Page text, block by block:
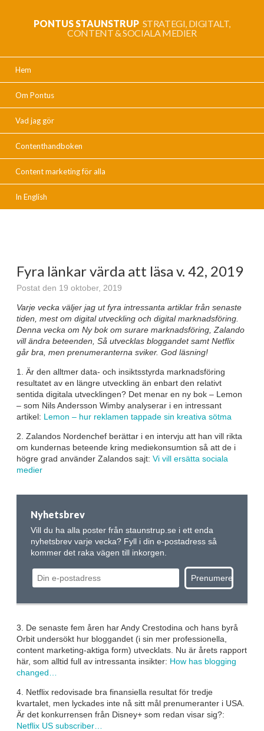
PONTUS STAUNSTRUP STRATEGI, DIGITALT,
CONTENT & SOCIALA MEDIER
Hem
Om Pontus
Vad jag gör
Contenthandboken
Content marketing för alla
In English
Fyra länkar värda att läsa v. 42, 2019
Postat den 19 oktober, 2019
Varje vecka väljer jag ut fyra intressanta artiklar från senaste
tiden, mest om digital utveckling och digital marknadsföring.
Denna vecka om Ny bok om surare marknadsföring, Zalando
vill ändra beteenden, Så utvecklas bloggandet samt Netflix
går bra, men prenumeranterna sviker. God läsning!
1. Är den alltmer data- och insiktsstyrda marknadsföring
resultatet av en längre utveckling än enbart den relativt
sentida digitala utvecklingen? Det menar en ny bok – Lemon
– som Nils Andersson Wimby analyserar i en intressant
artikel: Lemon – hur reklamen tappade sin kreativa sötma
2. Zalandos Nordenchef berättar i en intervju att han vill rikta
om kundernas beteende kring mediekonsumtion så att de i
högre grad använder Zalandos sajt: Vi vill ersätta sociala
medier
Nyhetsbrev
Vill du ha alla poster från staunstrup.se i ett enda
nyhetsbrev varje vecka? Fyll i din e-postadress så
kommer det raka vägen till inkorgen.
3. De senaste fem åren har Andy Crestodina och hans byrå
Orbit undersökt hur bloggandet (i sin mer professionella,
content marketing-aktiga form) utvecklats. Nu är årets rapport
här, som alltid full av intressanta insikter: How has blogging
changed…
4. Netflix redovisade bra finansiella resultat för tredje
kvartalet, men lyckades inte nå sitt mål prenumeranter i USA.
Är det konkurrensen från Disney+ som redan visar sig?:
Netflix US subscriber…